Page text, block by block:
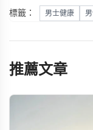
標籤： 男士健康
推薦文章